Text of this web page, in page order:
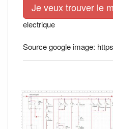
Je veux trouver le
electrique
Source google image: